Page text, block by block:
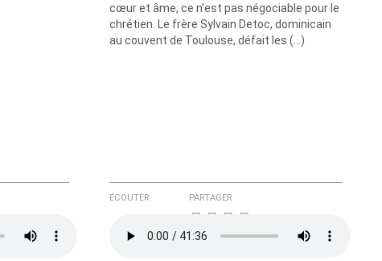
cœur et âme, ce n’est pas négociable pour le
chrétien. Le frère Sylvain Detoc, dominicain
au couvent de Toulouse, défait les (…)
ÉCOUTER PARTAGER